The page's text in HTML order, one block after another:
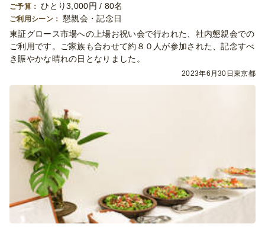
ご予算： ひとり3,000円 / 80名
ご利用シーン： 懇親会・記念日
東証グロース市場への上場お祝い会で行われた、社内懇親会での
ご利用です。ご家族も合わせて約８０人が参加された、記念すべ
き賑やかな晴れの日となりました。
2023年6月30日東京都